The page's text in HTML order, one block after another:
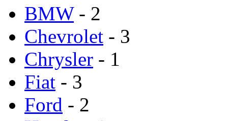
BMW- 2
Chevrolet - 3
Chrysler - 1
Fiat - 3
Ford - 2